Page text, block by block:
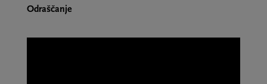
Odraščanje